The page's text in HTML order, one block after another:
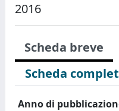
2016
Scheda breve
Scheda
Anno di